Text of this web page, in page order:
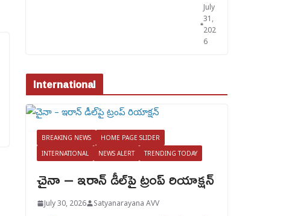
July
31,
202
6
International
BREAKING NEWS
HOME PAGE SLIDER
INTERNATIONAL
NEWS ALERT TRENDING TODAY
చైనా – ఇరాన్ డీల్‌పై ట్రంప్ రియాక్షన్
July 30, 2026 Satyanarayana AVV